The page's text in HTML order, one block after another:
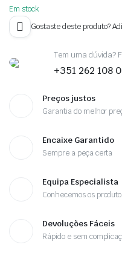
Em stock
Gostaste deste produto?
Tem uma dúvida?
+351 262 108
Preços justos
Garantia do melhor
Encaixe Garantido
Sempre a peça certa
Equipa Especialista
Conhecemos os
Devoluções Fáceis
Rápido e sem